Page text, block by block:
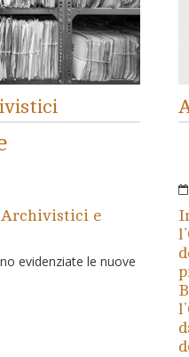
Archivistici e
evidenziate le nuove